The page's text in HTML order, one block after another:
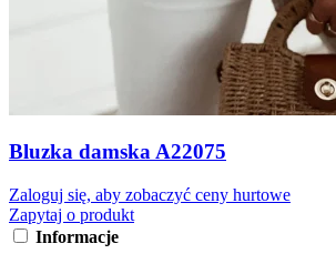
Bluzka damska A22075
Zaloguj się, aby zobaczyć ceny hurtowe
Zapytaj o produkt
Informacje